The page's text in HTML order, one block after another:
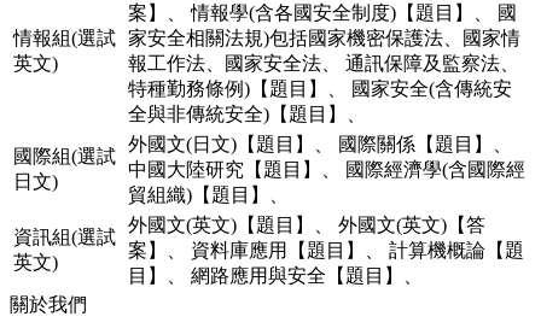
情報組(選試
英文)
案】
、情報學(含各國安全制度)【題目】
國
家安全相關法規)包括國家機密保護法、國家情
報工作法、國家安全法、 通訊保障及監察法、
特種勤務條例)【題目】
國家安全(含傳統安
全與非傳統安全)【題目】
國際組(選試
日文)
外國文(日文)【題目】 國際關係【題目】
中國大陸研究【題目】
國際經濟學(含國際經
貿組織)【題目】
資訊組(選試
英文)
外國文(英文)【題目】
外國文(英文)【答
案】
資料庫應用【題目】
計算機概論【題
目】
網路應用與安全【題目】
關於我們